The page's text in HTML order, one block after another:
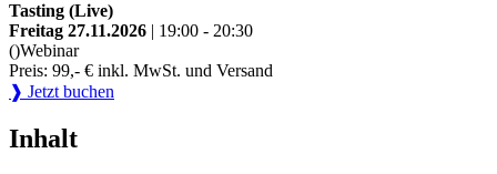
Tasting (Live)
Freitag 27.11.2026 | 19:00 - 20:30
()Webinar
Preis: 99,- € inkl. MwSt. und Versand
❱ Jetzt buchen
Inhalt